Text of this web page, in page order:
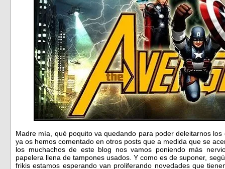
Madre mía, qué poquito va quedando para poder deleitarnos
ya os hemos comentado en otros posts que a medida que se
los muchachos de este blog nos vamos poniendo más
papelera llena de tampones usados. Y como es de suponer,
frikis estamos esperando van proliferando novedades que